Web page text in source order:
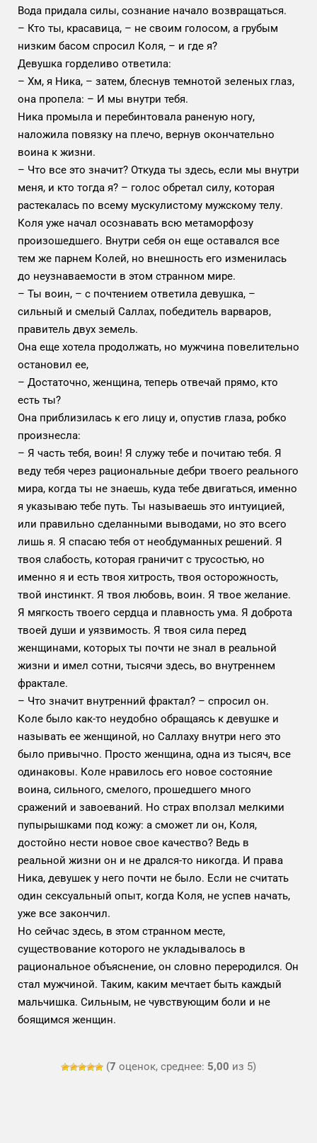
Вода придала силы, сознание начало возвращаться.
– Кто ты, красавица, – не своим голосом, а грубым
низким басом спросил Коля, – и где я?
Девушка горделиво ответила:
– Хм, я Ника, – затем, блеснув темнотой зеленых глаз,
она пропела: – И мы внутри тебя.
Ника промыла и перебинтовала раненую ногу,
наложила повязку на плечо, вернув окончательно
воина к жизни.
– Что все это значит? Откуда ты здесь, если мы внутри
меня, и кто тогда я? – голос обретал силу, которая
растекалась по всему мускулистому мужскому телу.
Коля уже начал осознавать всю метаморфозу
произошедшего. Внутри себя он еще оставался все
тем же парнем Колей, но внешность его изменилась
до неузнаваемости в этом странном мире.
– Ты воин, – с почтением ответила девушка, –
сильный и смелый Саллах, победитель варваров,
правитель двух земель.
Она еще хотела продолжать, но мужчина повелительно
остановил ее,
– Достаточно, женщина, теперь отвечай прямо, кто
есть ты?
Она приблизилась к его лицу и, опустив глаза, робко
произнесла:
– Я часть тебя, воин! Я служу тебе и почитаю тебя. Я
веду тебя через рациональные дебри твоего реального
мира, когда ты не знаешь, куда тебе двигаться, именно
я указываю тебе путь. Ты называешь это интуицией,
или правильно сделанными выводами, но это всего
лишь я. Я спасаю тебя от необдуманных решений. Я
твоя слабость, которая граничит с трусостью, но
именно я и есть твоя хитрость, твоя осторожность,
твой инстинкт. Я твоя любовь, воин. Я твое желание.
Я мягкость твоего сердца и плавность ума. Я доброта
твоей души и уязвимость. Я твоя сила перед
женщинами, которых ты почти не знал в реальной
жизни и имел сотни, тысячи здесь, во внутреннем
фрактале.
– Что значит внутренний фрактал? – спросил он.
Коле было как-то неудобно обращаясь к девушке и
называть ее женщиной, но Саллаху внутри него это
было привычно. Просто женщина, одна из тысяч, все
одинаковы. Коле нравилось его новое состояние
воина, сильного, смелого, прошедшего много
сражений и завоеваний. Но страх вползал мелкими
пупырышками под кожу: а сможет ли он, Коля,
достойно нести новое свое качество? Ведь в
реальной жизни он и не дрался-то никогда. И права
Ника, девушек у него почти не было. Если не считать
один сексуальный опыт, когда Коля, не успев начать,
уже все закончил.
Но сейчас здесь, в этом странном месте,
существование которого не укладывалось в
рациональное объяснение, он словно переродился. Он
стал мужчиной. Таким, каким мечтает быть каждый
мальчишка. Сильным, не чувствующим боли и не
боящимся женщин.
(7 оценок, среднее: 5,00 из 5)